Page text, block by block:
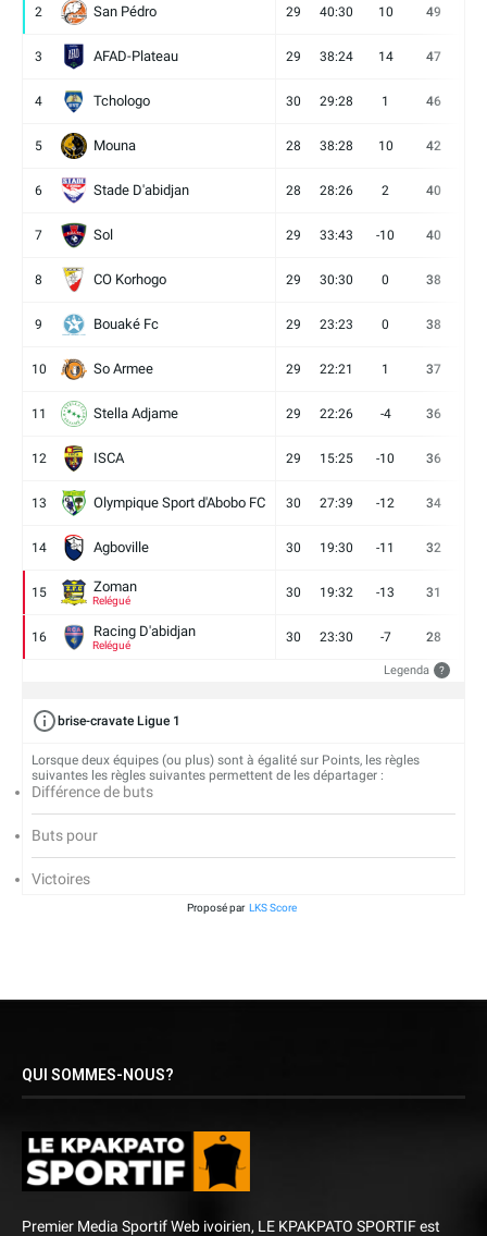
2 San Pédro 29 40:30 10 49
3 AFAD-Plateau 29 38:24 14 47
4 Tchologo 30 29:28 1 46
5 Mouna 28 38:28 10 42
6 Stade D'abidjan 28 28:26 2 40
7 Sol 29 33:43 -10 40
8 CO Korhogo 29 30:30 0 38
9 Bouaké Fc 29 23:23 0 38
10 So Armee 29 22:21 1 37
11 Stella Adjame 29 22:26 -4 36
12 ISCA 29 15:25 -10 36
13 Olympique Sport d'Abobo FC 30 27:39 -12 34
14 Agboville 30 19:30 -11 32
15 Zoman
Relégué
30 19:32 -13 31
16 Racing D'abidjan
Relégué
30 23:30 -7 28
Legenda ?
brise-cravate Ligue 1
Lorsque deux équipes (ou plus) sont à égalité sur Points, les règles
suivantes les règles suivantes permettent de les départager :
Différence de buts
Buts pour
Victoires
Proposé par LKS Score
QUI SOMMES-NOUS?
Premier Media Sportif Web ivoirien, LE KPAKPATO SPORTIF est